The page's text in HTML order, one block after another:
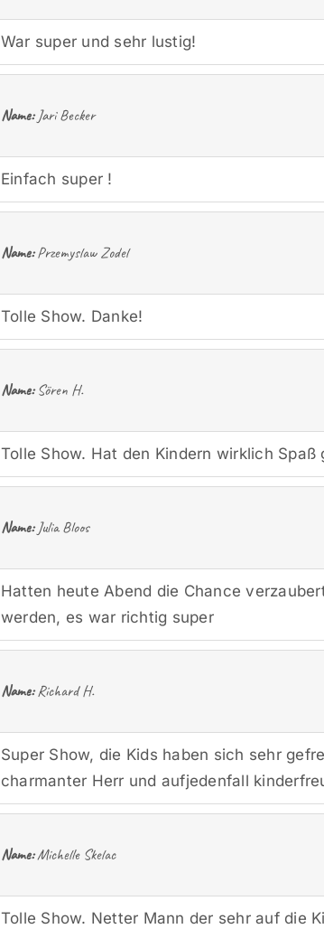
War super und sehr lustig!
Name:Jari Becker
Einfach super !
Name:Przemyslaw Zodel
Tolle Show. Danke!
Name:Sören H.
Tolle Show. Hat den Kindern wirklich Spaß
Name:Julia Bloos
Hatten heute Abend die Chance
werden, es war richtig super
Name:Richard H.
Super Show, die Kids haben sich sehr
charmanter Herr und aufjedenfall
Name:Michelle Skelac
Tolle Show. Netter Mann der sehr auf die